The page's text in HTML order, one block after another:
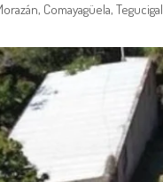
Comayagüela,